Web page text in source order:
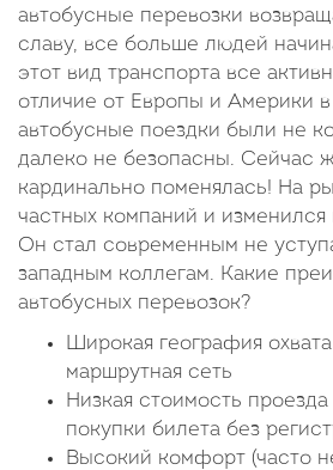
автобусные перевозки
славу, все больше людей
этот вид транспорта все
отличие от Европы и Америки
автобусные поездки были не
далеко не безопасны. Сейчас
кардинально поменялась! На
частных компаний и изменился
Он стал современным не
западным коллегам. Какие
автобусных перевозок?
Широкая география
маршрутная сеть
Низкая стоимость
покупки билета без
Высокий комфорт (часто